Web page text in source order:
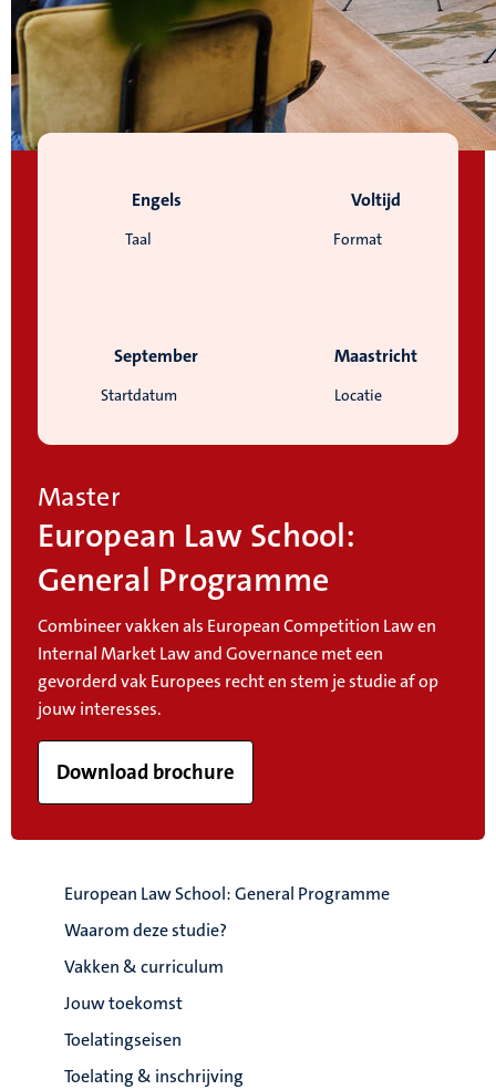
Taal
Engels
Format
Voltijd
Startdatum
September
Locatie
Maastricht
Master
European Law School:
General Programme
Combineer vakken als European Competition Law en
Internal Market Law and Governance met een
gevorderd vak Europees recht en stem je studie af op
jouw interesses.
Download brochure
European Law School: General Programme
Waarom deze studie?
Vakken & curriculum
Jouw toekomst
Toelatingseisen
Toelating & inschrijving